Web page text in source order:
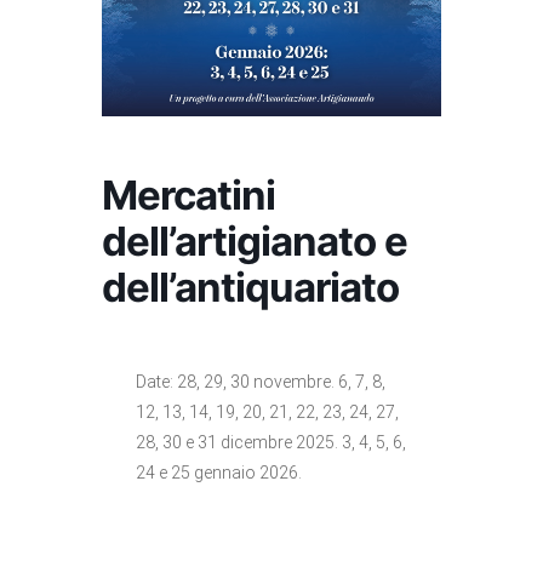
Mercatini
dell’artigianato e
dell’antiquariato
Date: 28, 29, 30 novembre. 6, 7, 8,
12, 13, 14, 19, 20, 21, 22, 23, 24, 27,
28, 30 e 31 dicembre 2025. 3, 4, 5, 6,
24 e 25 gennaio 2026.